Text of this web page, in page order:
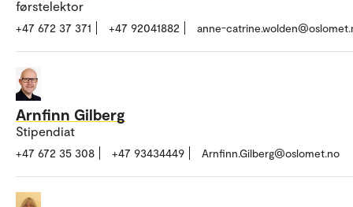
førstelektor
+47 672 37 371 +47 92041882 anne-
Arnfinn Gilberg
Stipendiat
+47 672 35 308 +47 93434449 Arnfinn.Gilberg@oslomet.no